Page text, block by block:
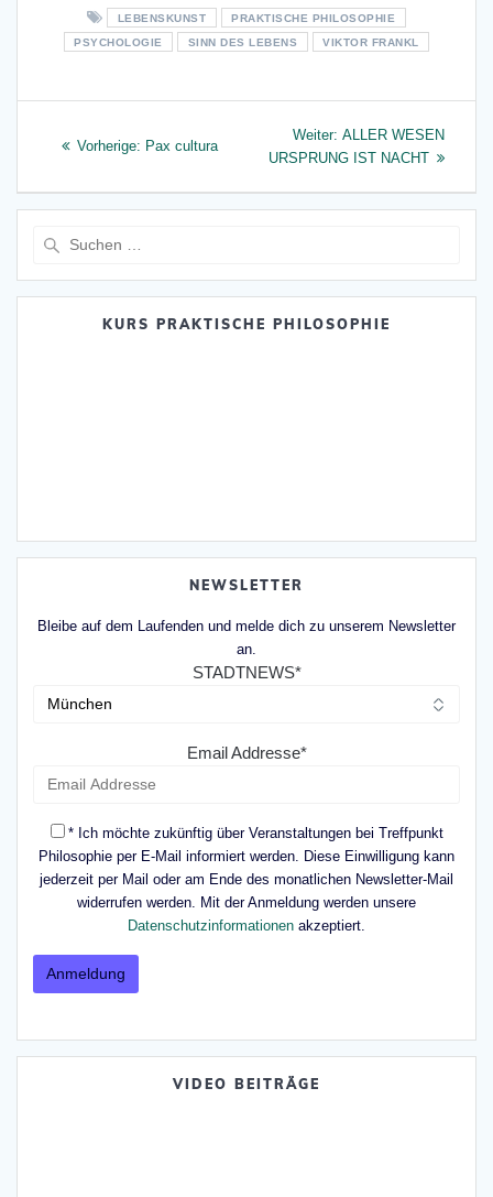
LEBENSKUNST
PRAKTISCHE PHILOSOPHIE
PSYCHOLOGIE
SINN DES LEBENS VIKTOR FRANKL
Beitragsnavigation
Vorherige: Vorheriger
Pax cultura
Weiter: Nächster
Beitrag:
ALLER WESEN
URSPRUNG IST NACHT
KURS PRAKTISCHE PHILOSOPHIE
NEWSLETTER
Bleibe auf dem Laufenden und melde dich zu unserem Newsletter
an.
STADTNEWS*
Email Addresse*
* Ich möchte zukünftig über Veranstaltungen bei Treffpunkt
Philosophie per E-Mail informiert werden. Diese Einwilligung kann
jederzeit per Mail oder am Ende des monatlichen Newsletter-Mail
widerrufen werden. Mit der Anmeldung werden unsere
Datenschutzinformationen akzeptiert.
VIDEO BEITRÄGE